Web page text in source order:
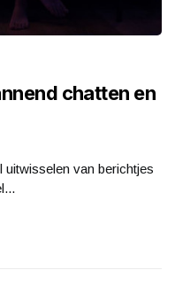
chatten en
uitwisselen van berichtjes